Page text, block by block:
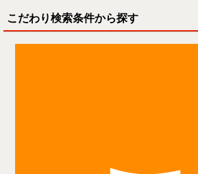
こだわり検索条件から探す